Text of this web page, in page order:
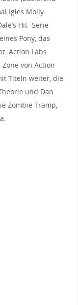
Igles Molly
Hit -Serie
Pony, das
Action Labs
von Action
Titeln weiter, die
und Dan
Zombie Tramp,